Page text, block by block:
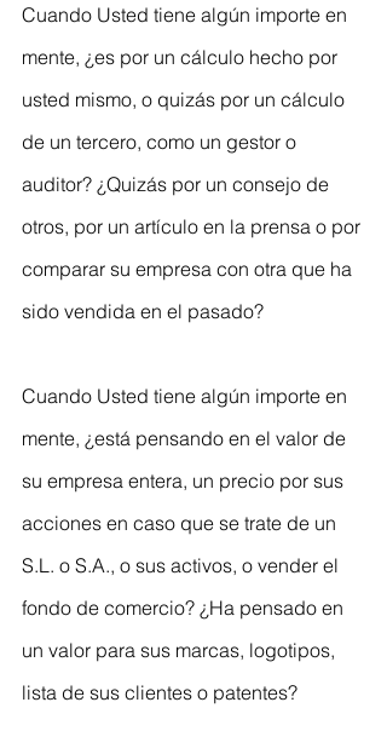
Cuando Usted tiene algún importe en
mente, ¿es por un cálculo hecho por
usted mismo, o quizás por un cálculo
de un tercero, como un gestor o
auditor? ¿Quizás por un consejo de
otros, por un artículo en la prensa o por
comparar su empresa con otra que ha
sido vendida en el pasado?
Cuando Usted tiene algún importe en
mente, ¿está pensando en el valor de
su empresa entera, un precio por sus
acciones en caso que se trate de un
S.L. o S.A., o sus activos, o vender el
fondo de comercio? ¿Ha pensado en
un valor para sus marcas, logotipos,
lista de sus clientes o patentes?